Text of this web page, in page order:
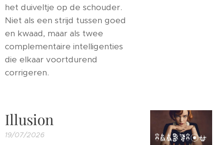
het duiveltje op de schouder.
Niet als een strijd tussen goed
en kwaad, maar als twee
complementaire intelligenties
die elkaar voortdurend
corrigeren.
Illusion
19/07/2026